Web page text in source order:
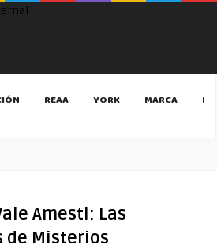
REAA YORK MARCA
Amesti: Las
de Misterios